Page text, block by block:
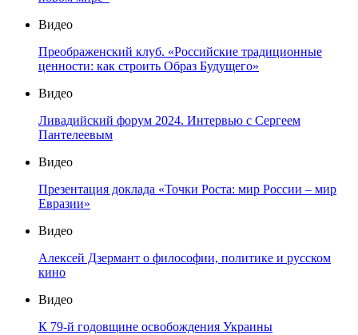
Видео
Преображенский клуб. «Российские традиционные
ценности: как строить Образ Будущего»
Видео
Ливадийский форум 2024. Интервью с Сергеем
Пантелеевым
Видео
Презентация доклада «Точки Роста: мир России – мир
Евразии»
Видео
Алексей Дзермант о философии, политике и русском
кино
Видео
К 79-й годовщине освобождения Украины